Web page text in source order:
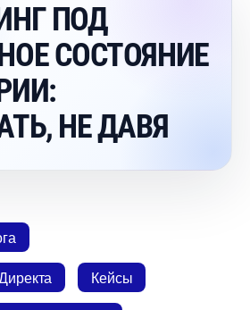
ПОД
СОСТОЯНИЕ
НЕ ДАВЯ
Кейсы